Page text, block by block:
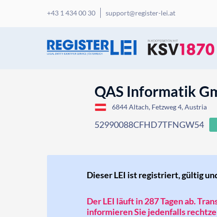
+43 1 434 00 30 support@register-lei.at
QAS Informatik
6844 Altach, Fetzweg 4, Austria
52990088CFHD7TFNGW54
Dieser LEI ist registriert, gültig
Der LEI läuft in 287 Tagen ab.
informieren Sie jedenfalls